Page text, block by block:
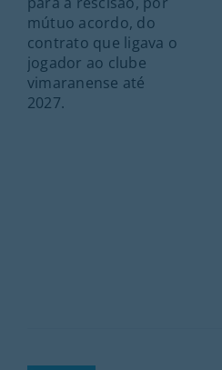
mútuo acordo, do
contrato que ligava o
jogador ao clube
vimaranense até
2027.